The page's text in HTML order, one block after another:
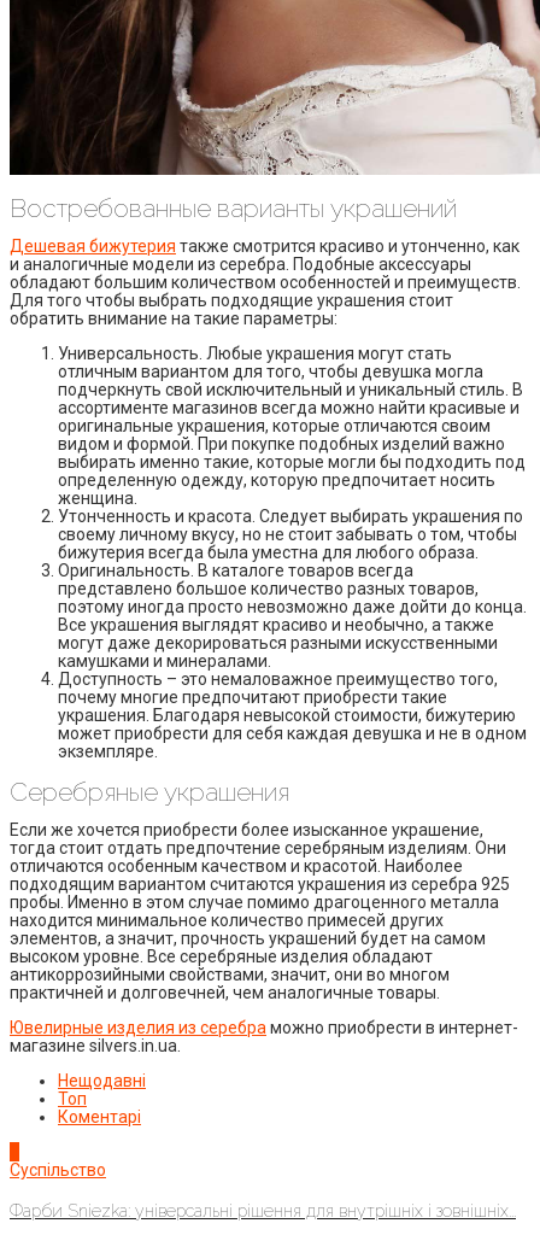
Востребованные варианты украшений
Дешевая бижутерия также смотрится красиво и утонченно, как
и аналогичные модели из серебра. Подобные аксессуары
обладают большим количеством особенностей и преимуществ.
Для того чтобы выбрать подходящие украшения стоит
обратить внимание на такие параметры:
Универсальность. Любые украшения могут стать
отличным вариантом для того, чтобы девушка могла
подчеркнуть свой исключительный и уникальный стиль. В
ассортименте магазинов всегда можно найти красивые и
оригинальные украшения, которые отличаются своим
видом и формой. При покупке подобных изделий важно
выбирать именно такие, которые могли бы подходить под
определенную одежду, которую предпочитает носить
женщина.
Утонченность и красота. Следует выбирать украшения по
своему личному вкусу, но не стоит забывать о том, чтобы
бижутерия всегда была уместна для любого образа.
Оригинальность. В каталоге товаров всегда
представлено большое количество разных товаров,
поэтому иногда просто невозможно даже дойти до конца.
Все украшения выглядят красиво и необычно, а также
могут даже декорироваться разными искусственными
камушками и минералами.
Доступность – это немаловажное преимущество того,
почему многие предпочитают приобрести такие
украшения. Благодаря невысокой стоимости, бижутерию
может приобрести для себя каждая девушка и не в одном
экземпляре.
Серебряные украшения
Если же хочется приобрести более изысканное украшение,
тогда стоит отдать предпочтение серебряным изделиям. Они
отличаются особенным качеством и красотой. Наиболее
подходящим вариантом считаются украшения из серебра 925
пробы. Именно в этом случае помимо драгоценного металла
находится минимальное количество примесей других
элементов, а значит, прочность украшений будет на самом
высоком уровне. Все серебряные изделия обладают
антикоррозийными свойствами, значит, они во многом
практичней и долговечней, чем аналогичные товары.
Ювелирные изделия из серебра можно приобрести в интернет-
магазине silvers.in.ua.
Нещодавні
Топ
Коментарі
Суспільство
Фарби Sniezka: універсальні рішення для внутрішніх і зовнішніх...